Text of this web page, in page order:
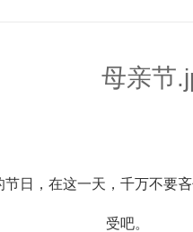
日，在这一天，千万不要
受吧。